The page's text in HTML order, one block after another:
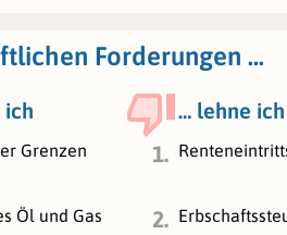
Forderungen …
ich
… lehne
Grenzen
1.
Öl und Gas
2.